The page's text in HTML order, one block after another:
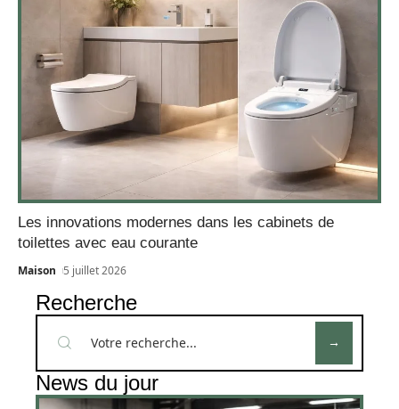
Les innovations modernes dans les cabinets de
toilettes avec eau courante
Maison 5 juillet 2026
Recherche
News du jour